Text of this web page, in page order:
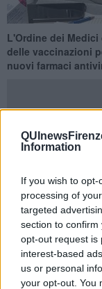
Information
If you wish to
processing of
targeted
section to
opt-out request is
interest-based
us or personal
your opt-out. You
L'Ordine dei
delle vaccinazioni
nuovi farmaci
FIRENZE —Il
giovani “Con la
vedere la fine del
contribuendo allo
alla normalità
“Entro la fine
soprattutto quelli
scientifica e
antiviraliefficaci